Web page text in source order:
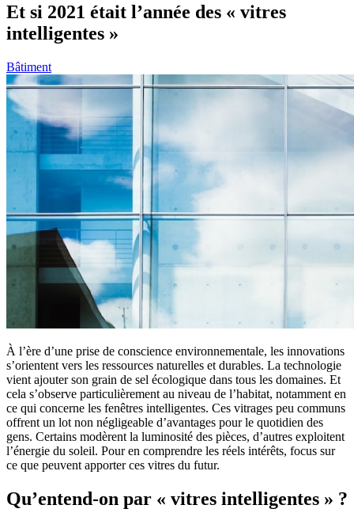
Et si 2021 était l’année des « vitres
intelligentes »
Bâtiment
À l’ère d’une prise de conscience environnementale, les innovations
s’orientent vers les ressources naturelles et durables. La technologie
vient ajouter son grain de sel écologique dans tous les domaines. Et
cela s’observe particulièrement au niveau de l’habitat, notamment en
ce qui concerne les fenêtres intelligentes. Ces vitrages peu communs
offrent un lot non négligeable d’avantages pour le quotidien des
gens. Certains modèrent la luminosité des pièces, d’autres exploitent
l’énergie du soleil. Pour en comprendre les réels intérêts, focus sur
ce que peuvent apporter ces vitres du futur.
Qu’entend-on par « vitres intelligentes » ?